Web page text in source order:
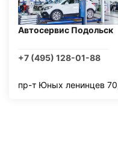
Автосервис Подольск
+7 (495) 128-01-88
пр-т Юных ленинцев